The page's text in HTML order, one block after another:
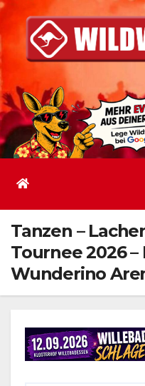
Inhalt
springen
Tanzen –
Tournee 2026 –
Wunderino